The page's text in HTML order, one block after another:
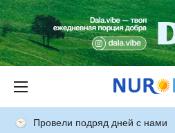
Провели подряд дней с нами